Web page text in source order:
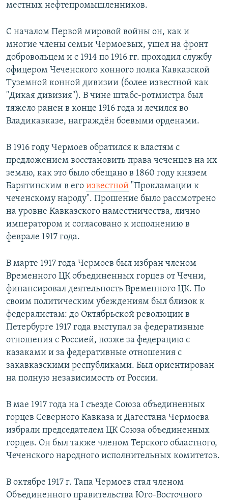
местных нефтепромышленников.
С началом Первой мировой войны он, как и
многие члены семьи Чермоевых, ушел на фронт
добровольцем и с 1914 по 1916 гг. проходил службу
офицером Чеченского конного полка Кавказской
Туземной конной дивизии (более известной как
"Дикая дивизия"). В чине штабс-ротмистра был
тяжело ранен в конце 1916 года и лечился во
Владикавказе, награждён боевыми орденами.
В 1916 году Чермоев обратился к властям с
предложением восстановить права чеченцев на их
землю, как это было обещано в 1860 году князем
Барятинским в его известной "Прокламации к
чеченскому народу". Прошение было рассмотрено
на уровне Кавказского наместничества, лично
императором и согласовано к исполнению в
феврале 1917 года.
В марте 1917 года Чермоев был избран членом
Временного ЦК объединенных горцев от Чечни,
финансировал деятельность Временного ЦК. По
своим политическим убеждениям был близок к
федералистам: до Октябрьской революции в
Петербурге 1917 года выступал за федеративные
отношения с Россией, позже за федерацию с
казаками и за федеративные отношения с
закавказскими республиками. Был ориентирован
на полную независимость от России.
В мае 1917 года на I съезде Союза объединенных
горцев Северного Кавказа и Дагестана Чермоева
избрали председателем ЦК Союза объединенных
горцев. Он был также членом Терского областного,
Чеченского народного исполнительных комитетов.
В октябре 1917 г. Тапа Чермоев стал членом
Объединенного правительства Юго-Восточного